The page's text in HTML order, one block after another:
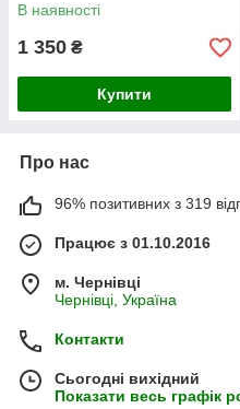
В наявності
1 350 ₴
Купити
Про нас
96% позитивних з 319
Працює з 01.10.2016
м. Чернівці
Чернівці, Україна
Контакти
Сьогодні вихідний
Показати весь графік